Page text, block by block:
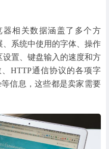
器相关数据涵盖了多个方
系统中使用的字体、操作
置、键盘输入的速度和方
HTTP通信协议的各项字
信息，这些都是卖家需要